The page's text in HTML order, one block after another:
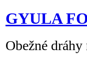
GYULA
Obežné